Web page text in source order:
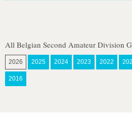
All Belgian Second Amateur Division
2026 2025 2024 2023 2022
2016